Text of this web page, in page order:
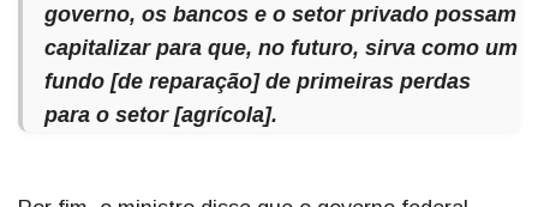
governo, os bancos e o setor privado possam
capitalizar para que, no futuro, sirva como um
fundo [de reparação] de primeiras perdas
para o setor [agrícola].